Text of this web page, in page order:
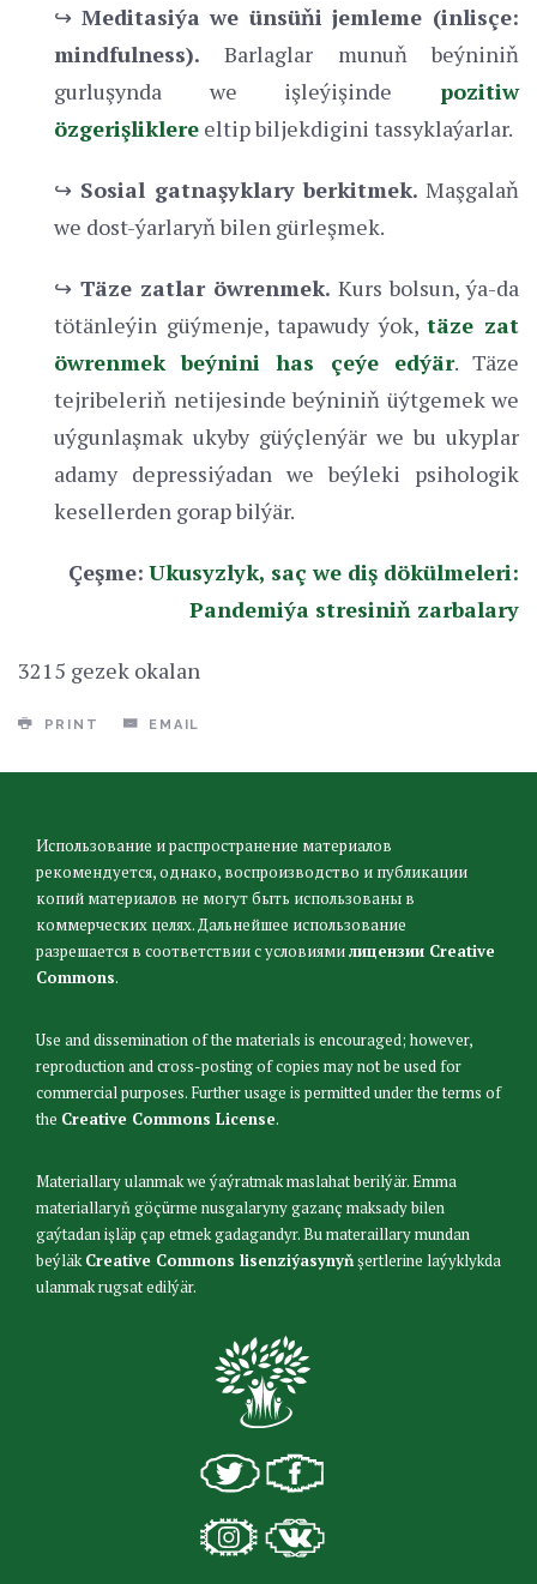
↪ Meditasiýa we ünsüňi jemleme (inlisçe:
mindfulness). Barlaglar munuň beýniniň
gurluşynda we işleýişinde pozitiw
özgerişliklere eltip biljekdigini tassyklaýarlar.
↪ Sosial gatnaşyklary berkitmek. Maşgalaň
we dost-ýarlaryň bilen gürleşmek.
↪ Täze zatlar öwrenmek. Kurs bolsun, ýa-da
tötänleýin güýmenje, tapawudy ýok,täze zat
öwrenmek beýnini has çeýe edýär. Täze
tejribeleriň netijesinde beýniniň üýtgemek we
uýgunlaşmak ukyby güýçlenýär we bu ukyplar
adamy depressiýadan we beýleki psihologik
kesellerden gorap bilýär.
Çeşme: Ukusyzlyk, saç we diş dökülmeleri:
Pandemiýa stresiniň zarbalary
3215 gezek okalan
PRINT EMAIL
Использование и распространение материалов
рекомендуется, однако, воспроизводство и публикации
копий материалов не могут быть использованы в
коммерческих целях. Дальнейшее использование
разрешается в соответствии с условиямилицензии Creative
Commons.
Use and dissemination of the materials is encouraged; however,
reproduction and cross-posting of copies may not be used for
commercial purposes. Further usage is permitted under the terms of
the Creative Commons License.
Materiallary ulanmak we ýaýratmak maslahat berilýär. Emma
materiallaryň göçürme nusgalaryny gazanç maksady bilen
gaýtadan işläp çap etmek gadagandyr. Bu materaillary mundan
beýläkCreative Commons lisenziýasynyňşertlerine laýyklykda
ulanmak rugsat edilýär.